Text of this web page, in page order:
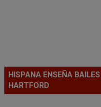
HISPANA ENSEÑA
HARTFORD